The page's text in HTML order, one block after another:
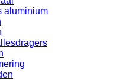
aluminium